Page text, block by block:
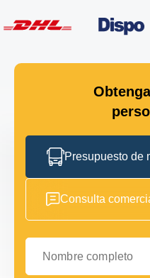
Presupuesto de
Consulta
Nombre completo